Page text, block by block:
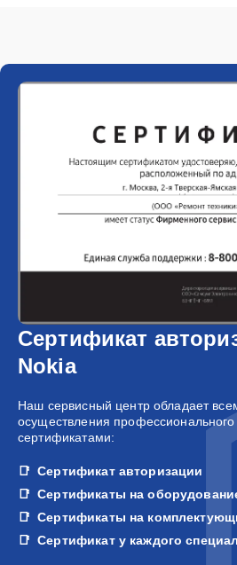
Сертификат
Nokia
Наш сервисный центр обладает
осуществления
сертификатами:
Сертификат авторизации
Сертификаты на
Сертификаты на
Сертификат у каждого